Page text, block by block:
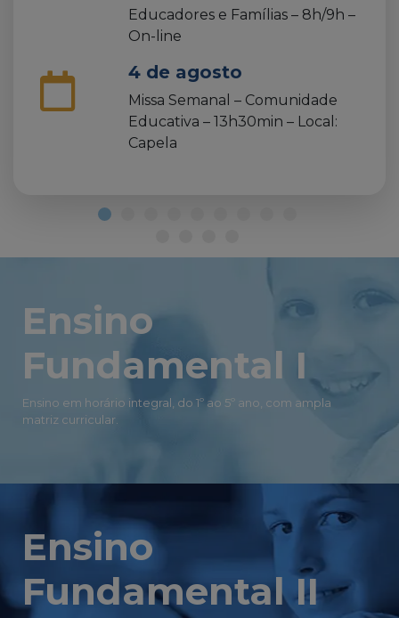
Educadores e Famílias – 8h/9h –
On-line
4 de agosto
Missa Semanal – Comunidade
Educativa – 13h30min – Local:
Capela
Ensino
Fundamental I
Ensino em horário integral, do 1º ao 5º ano, com ampla
matriz curricular.
Ensino
Fundamental II